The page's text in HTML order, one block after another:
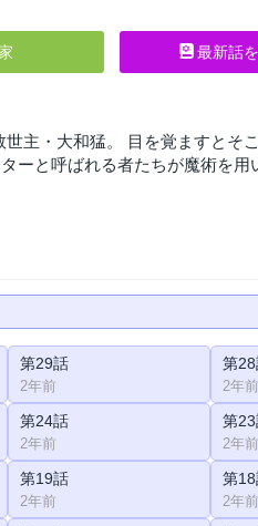
最新話
主・大和猛。 目を覚ますとそ
ーと呼ばれる者たちが魔術を
第29話
2年前
第
2年前
第24話
2年前
第
2年前
第19話
2年前
第
2年前